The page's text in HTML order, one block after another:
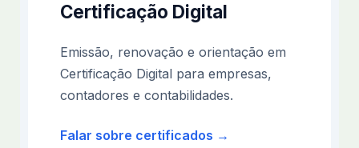
Certificação Digital
Emissão, renovação e orientação em
Certificação Digital para empresas,
contadores e contabilidades.
Falar sobre certificados →